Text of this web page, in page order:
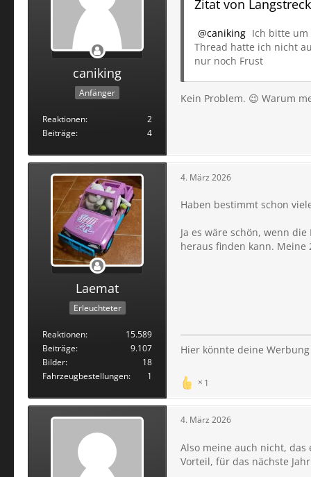
caniking
Anfänger
Reaktionen
2
Beiträge
4
Zitat von
caniking Ich bitte um
Thread hatte ich nicht
nur noch Frust
Kein Problem. 😉 Warum
Laemat
Erleuchteter
Reaktionen
15.589
Beiträge
9.107
Bilder
18
Fahrzeugbestellungen
1
4. März 2026
Haben bestimmt schon
Ja es wäre schön, wenn
heraus finden kann. Meine
Hier könnte deine
1
4. März 2026
Also meine auch nicht,
Vorteil, für das nächste